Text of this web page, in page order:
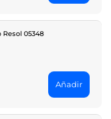
05348
Añadir